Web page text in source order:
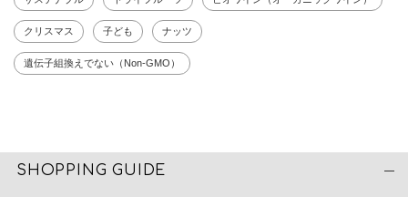
クリスマス 子ども ナッツ
遺伝子組換えでない（Non-GMO）
SHOPPING GUIDE